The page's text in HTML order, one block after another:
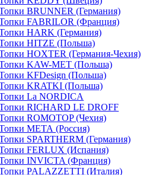
BRUNNER (Германия)
FABRILOR (Франция)
HARK (Германия)
HITZE (Польша)
HOXTER (Германия-Чехия)
KAW-MET (Польша)
KFDesign (Польша)
KRATKI (Польша)
La NORDICA
RICHARD LE DROFF
ROMOTOP (Чехия)
МЕТА (Россия)
SPARTHERM (Германия)
FERLUX (Испания)
INVICTA (Франция)
PALAZZETTI (Италия)